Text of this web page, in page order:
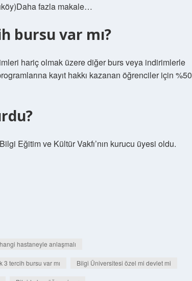
fazla makale…
bursu var mı?
hariç olmak üzere diğer burs veya indirimlerle
kayıt hakkı kazanan öğrenciler için %50
Eğitim ve Kültür Vakfı’nın kurucu üyesi oldu.
hastaneyle anlaşmalı
3 tercih bursu var mı Bilgi Üniversitesi özel mi devlet mi